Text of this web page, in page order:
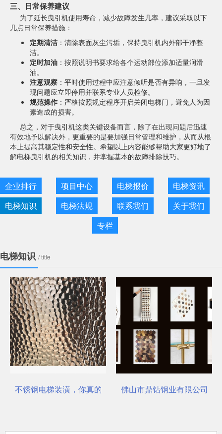
三、日常保养建议
为了延长曳引机使用寿命，减少故障发生几率，建议采取以下
几点日常保养措施：
定期清洁 ：清除表面灰尘污垢，保持曳引机内外部干净整
洁。
定时加油 ：按照说明书要求给各个运动部位添加适量润滑
油。
注意观察 ：平时使用过程中应注意倾听是否有异响，一旦发
现问题应立即停用并联系专业人员检修。
规范操作 ：严格按照规定程序开启关闭电梯门，避免人为因
素造成的损害。
总之，对于曳引机这类关键设备而言，除了在出现问题后迅速
有效地予以解决外，更重要的是要加强日常管理和维护，从而从根
本上提高其稳定性和安全性。希望以上内容能够帮助大家更好地了
解电梯曳引机的相关知识，并掌握基本的故障排除技巧。
企业排行 项目中心 电梯报价
电梯资讯
电梯知识
电梯法规 联系我们
关于我们
专栏
电梯知识 / title
不锈钢电梯装潢，你真的选对了吗？佛山市鼎钻钢业有限公司，